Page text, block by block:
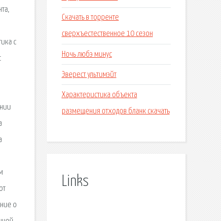
с
о
Скачать в торренте
сверхъестественное 10 сезон
Ночь любэ минус
Эверест ультимэйт
Характеристика объекта
размещения отходов бланк скачать
Links